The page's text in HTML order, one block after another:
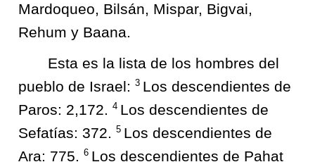
Mardoqueo, Bilsán, Mispar, Bigvai,
Rehum y Baana.
Esta es la lista de los hombres del
pueblo de Israel: 3 Los descendientes de
Paros: 2,172. 4 Los descendientes de
Sefatías: 372. 5 Los descendientes de
Ara: 775. 6 Los descendientes de Pahat